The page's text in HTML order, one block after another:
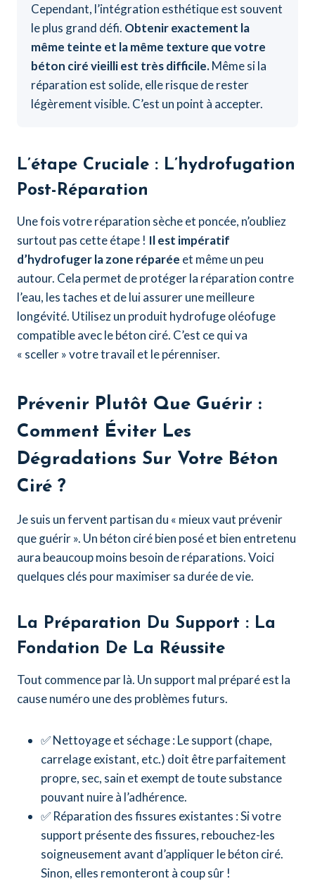
Cependant, l’intégration esthétique est souvent
le plus grand défi. Obtenir exactement la
même teinte et la même texture que votre
béton ciré vieilli est très difficile.Même si la
réparation est solide, elle risque de rester
légèrement visible. C’est un point à accepter.
L’étape Cruciale : L’hydrofugation
Post-Réparation
Une fois votre réparation sèche et poncée, n’oubliez
surtout pas cette étape ! Il est impératif
d’hydrofuger la zone réparée et même un peu
autour. Cela permet de protéger la réparation contre
l’eau, les taches et de lui assurer une meilleure
longévité. Utilisez un produit hydrofuge oléofuge
compatible avec le béton ciré. C’est ce qui va
« sceller » votre travail et le pérenniser.
Prévenir Plutôt Que Guérir :
Comment Éviter Les
Dégradations Sur Votre Béton
Ciré ?
Je suis un fervent partisan du « mieux vaut prévenir
que guérir ». Un béton ciré bien posé et bien entretenu
aura beaucoup moins besoin de réparations. Voici
quelques clés pour maximiser sa durée de vie.
La Préparation Du Support : La
Fondation De La Réussite
Tout commence par là. Un support mal préparé est la
cause numéro une des problèmes futurs.
✅ Nettoyage et séchage : Le support (chape,
carrelage existant, etc.) doit être parfaitement
propre, sec, sain et exempt de toute substance
pouvant nuire à l’adhérence.
✅ Réparation des fissures existantes : Si votre
support présente des fissures, rebouchez-les
soigneusement avant d’appliquer le béton ciré.
Sinon, elles remonteront à coup sûr !